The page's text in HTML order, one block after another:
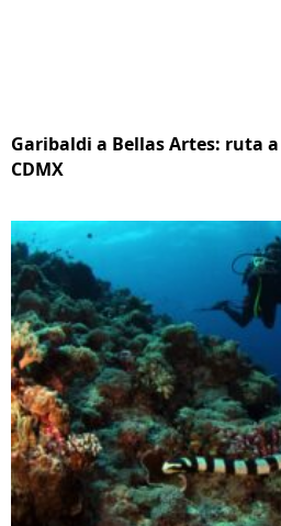
Garibaldi a Bellas Artes: ruta
CDMX